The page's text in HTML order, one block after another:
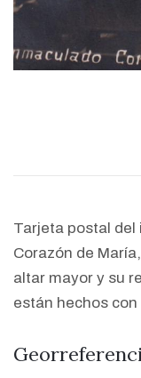
Tarjeta postal del
Corazón de
altar mayor y su
están hechos